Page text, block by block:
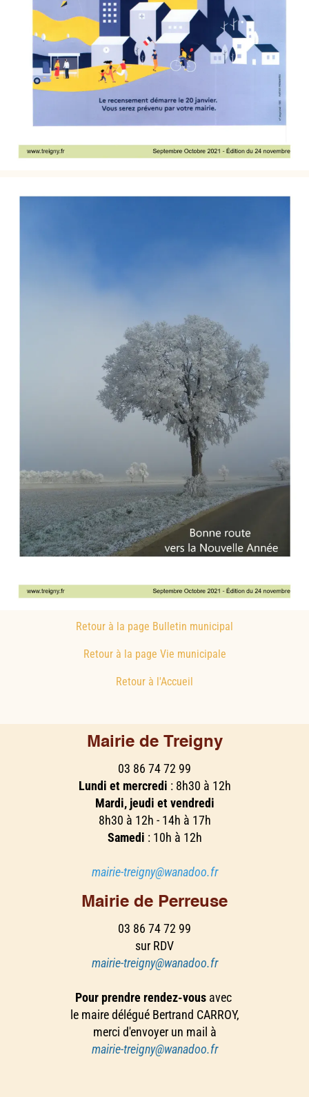
Retour à la page Bulletin municipal
Retour à la page Vie municipale
Retour à l'Accueil
Mairie de Treigny
03 86 74 72 99
Lundi et mercredi : 8h30 à 12h
Mardi, jeudi et vendredi
8h30 à 12h - 14h à 17h
Samedi : 10h à 12h
mairie-treigny@wanadoo.fr
Mairie de Perreuse
03 86 74 72 99
sur RDV
mairie-treigny@wanadoo.fr
Pour prendre rendez-vous avec
le maire délégué Bertrand CARROY,
merci d'envoyer un mail à
mairie-treigny@wanadoo.fr